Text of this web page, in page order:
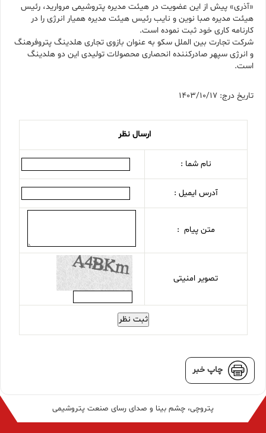
«آذری» پیش از این عضویت در هیئت مدیره پتروشیمی مروارید، رئیس
هیئت مدیره صبا نوین و نایب رئیس هیئت مدیره همیار انرژی را در
کارنامه کاری خود ثبت نموده است.
شرکت تجارت بین الملل سکو به عنوان بازوی تجاری هلدینگ پتروفرهنگ
و انرژی سپهر صادرکننده انحصاری محصولات تولیدی این دو هلدینگ
است.
تاریخ درج: 1403/10/17
ارسال نظر
نام شما :
آدرس ایمیل :
متن پیام :
تصویر امنیتی
ثبت نظر
چاپ خبر
پتروچی، چشم بینا و صدای رسای صنعت پتروشیمی